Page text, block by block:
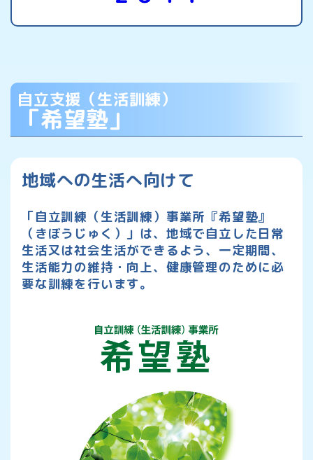
自立支援（生活訓練）
「希望塾」
地域への生活へ向けて
「自立訓練（生活訓練）事業所『希望塾』
（きぼうじゅく）」は、 地域で自立した日常
生活又は社会生活ができるよう、 一定期間、
生活能力の維持・向上、 健康管理のために必
要な訓練を行います。